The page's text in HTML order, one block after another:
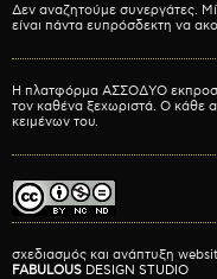
Δεν αναζητούμε συνεργάτες.
είναι πάντα ευπρόσδεκτη να
Η πλατφόρμα ΑΣΣΟΔΥΟ
τον καθένα ξεχωριστά. Ο κάθε
κειμένων του.
σχεδιασμός και ανάπτυξη
FABULOUS DESIGN STUDIO